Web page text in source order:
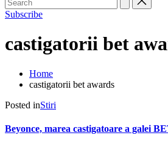
Subscribe
castigatorii bet
Home
castigatorii bet awards
Posted inStiri
Beyonce, marea castigatoare a galei